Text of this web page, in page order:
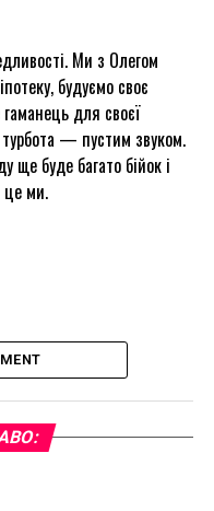
Ми з Олегом
будуємо своє
для своєї
турбота — пустим звуком.
буде багато бійок і
це ми.